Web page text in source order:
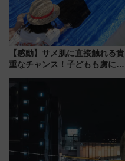
【感動】サメ肌に直接触れる貴
重なチャンス！子どもも虜にな
メのタッチングプール」【夏休
み限定企画】